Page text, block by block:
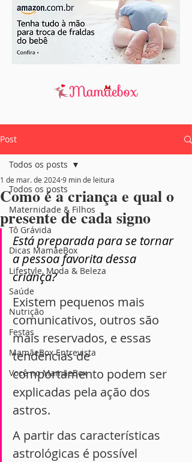
Post
Todos os posts
Maternidade & Filhos
Tô Grávida
Dicas MamãeBox
Lifestyle, Moda & Beleza
Saúde
Nutrição
Festas
MamãeBox Entrevista
Você no MamãeBox
Todos os posts
Como é a criança e qual o
presente de cada signo
1 de mar. de 20249 min de leitura
Está preparada para se tornar
a pessoa favorita dessa
criança?
Existem pequenos mais
comunicativos, outros são
mais reservados, e essas
tendências de
comportamento podem ser
explicadas pela ação dos
astros.
A partir das características
astrológicas é possível